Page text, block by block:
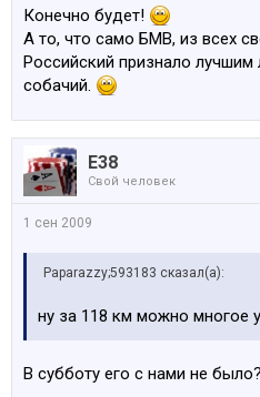
Конечно будет!
А то, что само БМВ, из всех
Российский признало лучшим
собачий.
E38
Свой человек
1 сен 2009
Paparazzy;593183 сказал(а):
ну за 118 км можно многое
В субботу его с нами не было?